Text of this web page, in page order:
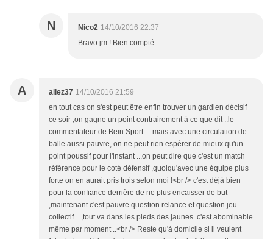
N Nico2 14/10/2016 22:37
Bravo jm ! Bien compté.
A allez37 14/10/2016 21:59
en tout cas on s'est peut être enfin trouver un gardien décisif
ce soir ,on gagne un point contrairement à ce que dit ..le
commentateur de Bein Sport ....mais avec une circulation de
balle aussi pauvre, on ne peut rien espérer de mieux qu'un
point poussif pour l'instant ...on peut dire que c'est un match
référence pour le coté défensif ,quoiqu'avec une équipe plus
forte on en aurait pris trois selon moi !<br /> c'est déjà bien
pour la confiance derrière de ne plus encaisser de but
,maintenant c'est pauvre question relance et question jeu
collectif ...,tout va dans les pieds des jaunes .c'est abominable
même par moment ..<br /> Reste qu'à domicile si il veulent